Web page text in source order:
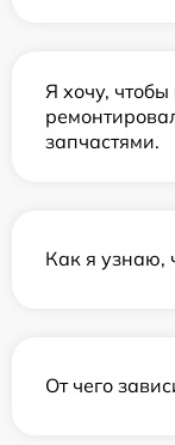
Я хочу, чтобы
запчастями.
Как я узнаю,
От чего